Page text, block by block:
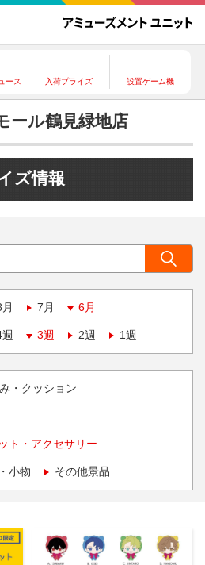
ース 入荷プライズ 設置ゲーム機
ール鶴見緑地店
ズ情報
7月 6月
3週 2週 1週
・クッション
ト・アクセサリー
小物 その他景品